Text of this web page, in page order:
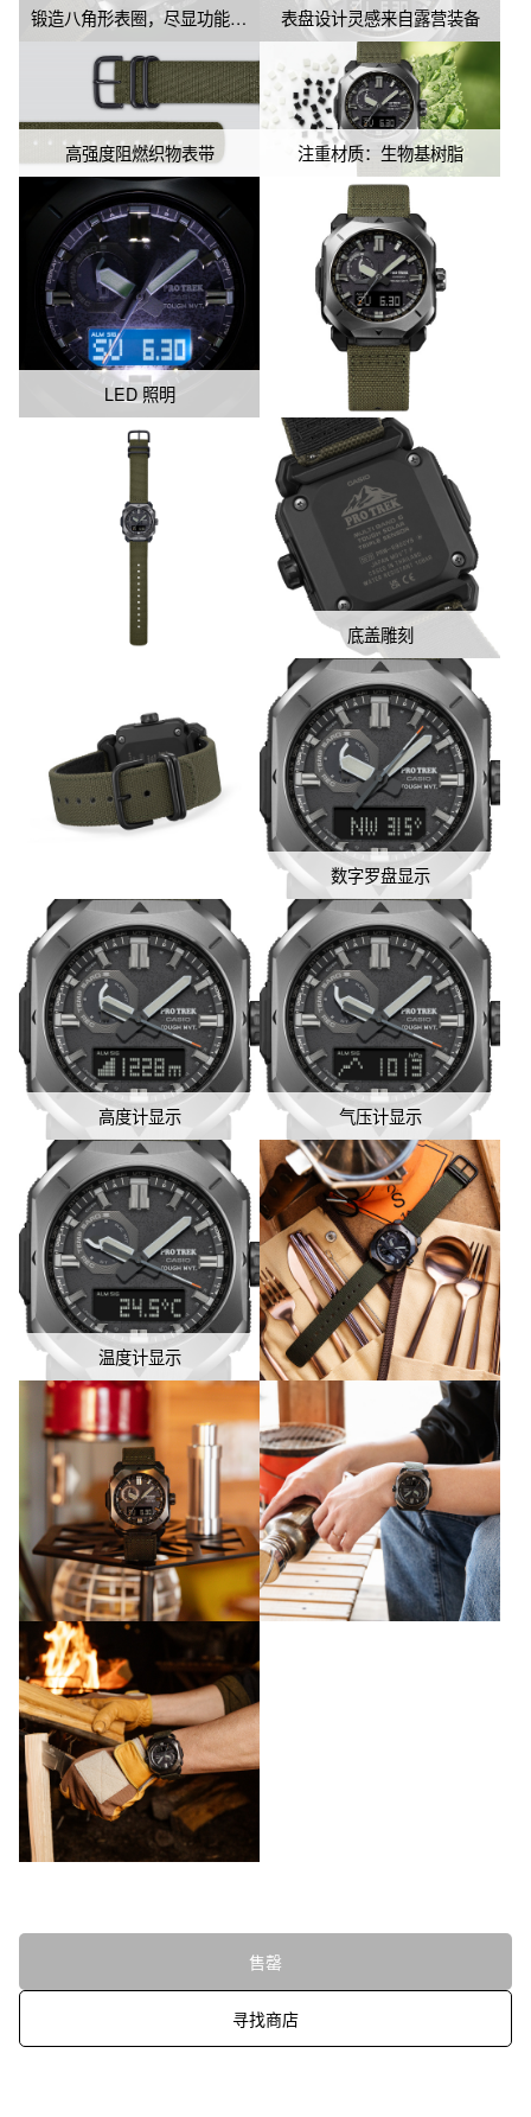
这款手表不仅具备感知自然变化的三重传感器，还具备接收全球六
个电波发射台信号的六局电波以及太阳能动力等实用功能。PRW-
6900YB在各种户外场景中都表现出卓越的功能性和实用性，是一款
专为户外爱好者设计的高性能手表。
锻造八角形表圈，尽显功能性美感 表盘设计灵感来自露营装备
高强度阻燃织物表带 注重材质：生物基树脂
LED 照明
底盖雕刻
数字罗盘显示
高度计显示 气压计显示
温度计显示
售罄
寻找商店